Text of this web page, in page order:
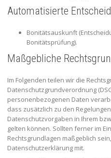
Automatisierte
Bonitätsauskunft
Bonitätsprüfung).
Maßgebliche
Im Folgenden teilen wir die
Datenschutzgrundverordnung
personenbezogenen Daten
dass zusätzlich zu den
Datenschutzvorgaben in Ihrem
gelten können. Sollten ferner im
Rechtsgrundlagen maßgeblich
Datenschutzerklärung mit.